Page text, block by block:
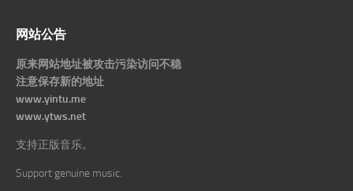
网站公告
原来网站地址被攻击污染访问不稳
注意保存新的地址
www.yintu.me
www.ytws.net
支持正版音乐。
Support genuine music.